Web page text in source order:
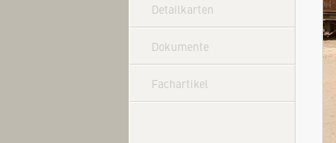
Detailkarten
Dokumente
Fachartikel